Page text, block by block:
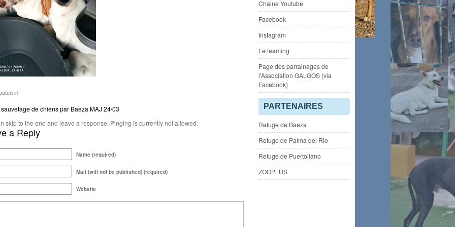
in
de chiens par Baeza MAJ 24/03
skip to the end and leave a response. Pinging is currently not allowed.
a Reply
Name (required)
Mail (will not be published) (required)
Website
Chaine Youtube
Facebook
Instagram
Le teaming
Page des parrainages de
l'Association GALGOS (via
Facebook)
PARTENAIRES
Refuge de Baeza
Refuge de Palma del Rio
Refuge de Puertollano
ZOOPLUS